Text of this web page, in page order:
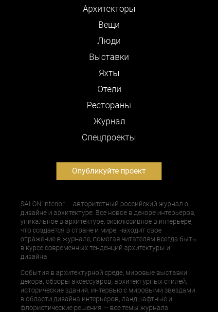
Архитекторы
Вещи
Люди
Выставки
Яхты
Отели
Рестораны
Журнал
Cпецпроекты
Опубликуйте проект
SALON-interior — авторитетный российский журнал о
дизайне и архитектуре. Все новое в декоре интерьеров,
уникальное в архитектуре, эксклюзивное в интерьере,
что создается в стране и мире, находит свое
отражение в журнале, помогая читателям всегда быть
в курсе современных тенденций архитектуры и
дизайна.
События в архитектурной среде, мировые выставки
декора, обзоры аксессуаров, архитектурных стилей,
исторические здания, интервью с мировыми звездами
в области дизайна интерьеров, ландшафтные и
флористические решения — все темы журнала